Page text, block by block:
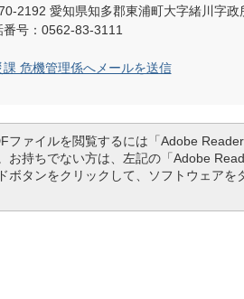
2192 愛知県知多郡東浦町大字緒川字政
番号：0562-83-3111
課 危機管理係へメールを送信
ファイルを閲覧するには「Adobe
お持ちでない方は、左記の「Adobe
ボタンをクリックして、ソフトウェアを